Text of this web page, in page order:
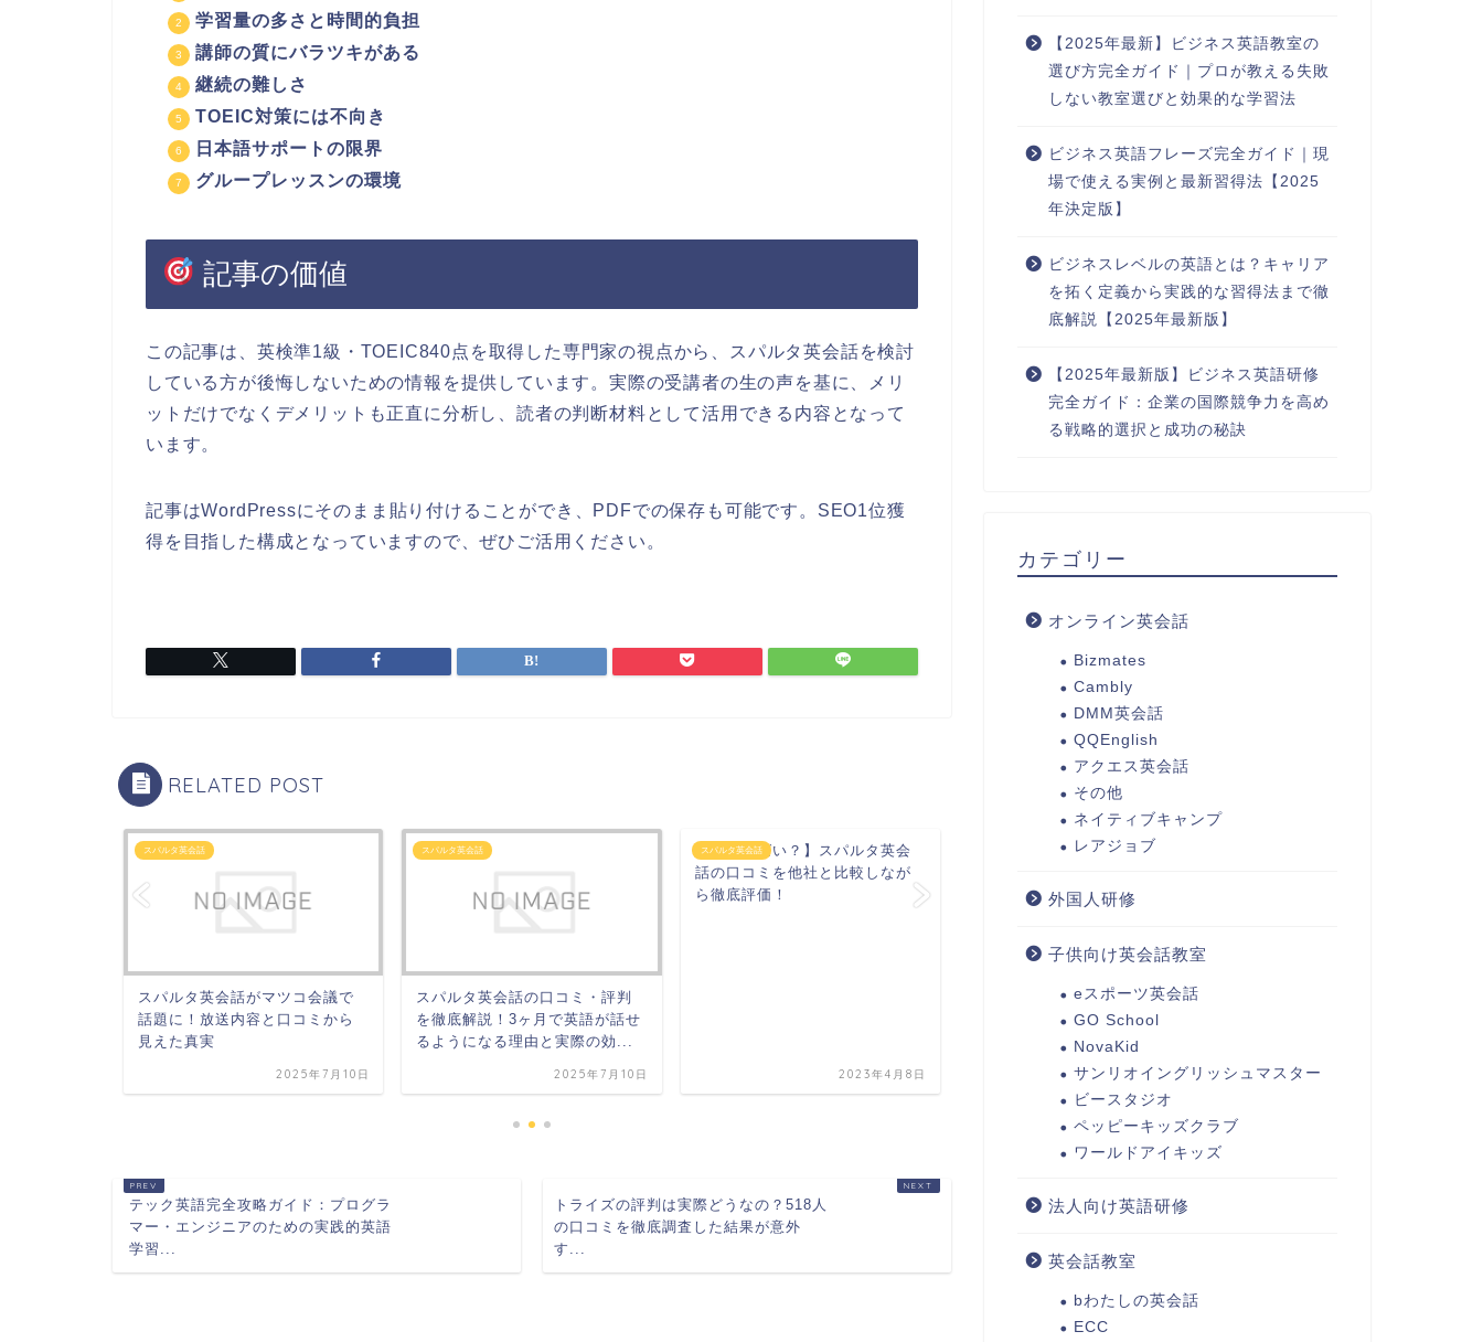
学習量の多さと時間的負担
講師の質にバラツキがある
継続の難しさ
TOEIC対策には不向き
日本語サポートの限界
グループレッスンの環境
記事の価値
この記事は、英検準1級・TOEIC840点を取得した専門家の視点から、スパルタ英会話を検討
している方が後悔しないための情報を提供しています。実際の受講者の生の声を基に、メリ
ットだけでなくデメリットも正直に分析し、読者の判断材料として活用できる内容となって
います。
記事はWordPressにそのまま貼り付けることができ、PDFでの保存も可能です。SEO1位獲
得を目指した構成となっていますので、ぜひご活用ください。
RELATED POST
スパルタ英会話
スパルタ英会話がマツコ会議で
話題に！放送内容と口コミから
見えた真実
2025年7月10日
スパルタ英会話
スパルタ英会話の口コミ・評判
を徹底解説！3ヶ月で英語が話せ
るようになる理由と実際の効...
2025年7月10日
スパルタ英会話
【評判やばい？】スパルタ英会
話の口コミを他社と比較しなが
ら徹底評価！
2023年4月8日
スパルタ英会話がマツコ会議で
話題に！放送内容と口コミから
2025年7月10日
テック英語完全攻略ガイド：プログラ
マー・エンジニアのための実践的英語
学習...
トライズの評判は実際どうなの？518人
の口コミを徹底調査した結果が意外
す...
【2025年最新】ビジネス英語教室の
選び方完全ガイド｜プロが教える失敗
しない教室選びと効果的な学習法
ビジネス英語フレーズ完全ガイド｜現
場で使える実例と最新習得法【2025
年決定版】
ビジネスレベルの英語とは？キャリア
を拓く定義から実践的な習得法まで徹
底解説【2025年最新版】
【2025年最新版】ビジネス英語研修
完全ガイド：企業の国際競争力を高め
る戦略的選択と成功の秘訣
カテゴリー
オンライン英会話
Bizmates
Cambly
DMM英会話
QQEnglish
アクエス英会話
その他
ネイティブキャンプ
レアジョブ
外国人研修
子供向け英会話教室
eスポーツ英会話
GO School
NovaKid
サンリオイングリッシュマスター
ビースタジオ
ペッピーキッズクラブ
ワールドアイキッズ
法人向け英語研修
英会話教室
bわたしの英会話
ECC